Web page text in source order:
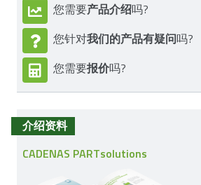
您需要产品介绍吗?
您针对我们的产品有疑问吗?
您需要报价吗?
介绍资料
CADENAS PARTsolutions